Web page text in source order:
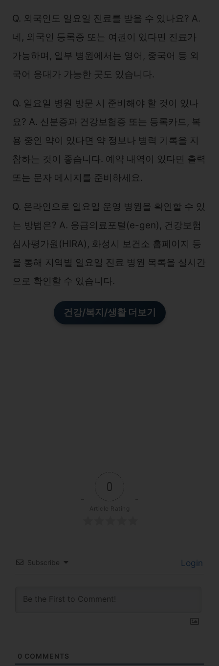
Q. 외국인도 일요일 진료를 받을 수 있나요? A.
네, 외국인 등록증 또는 여권이 있다면 진료가
가능하며, 일부 병원에서는 영어, 중국어 등 외
국어 응대가 가능한 곳도 있습니다.
Q. 일요일 병원 방문 시 준비해야 할 것이 있나
요? A. 신분증과 건강보험증 또는 등록카드, 복
용 중인 약이 있다면 약 정보나 병력 기록을 지
참하는 것이 좋습니다. 예약 내역이 있다면 출력
또는 문자 메시지를 준비하세요.
Q. 온라인으로 일요일 운영 병원을 확인할 수 있
는 방법은? A. 응급의료포털(e-gen), 건강보험
심사평가원(HIRA), 화성시 보건소 홈페이지 등
을 통해 지역별 일요일 진료 병원 목록을 실시간
으로 확인할 수 있습니다.
건강/복지/생활 더보기
0
Article Rating
Subscribe Login
0 COMMENTS